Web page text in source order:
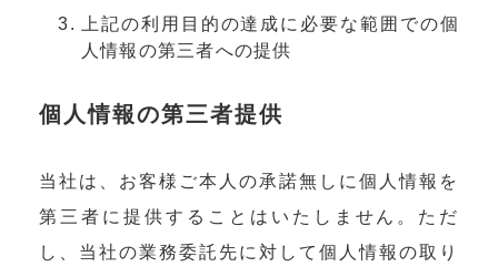
上記の利用目的の達成に必要な範囲での個
人情報の第三者への提供
個人情報の第三者提供
当社は、お客様ご本人の承諾無しに個人情報を
第三者に提供することはいたしません。ただ
し、当社の業務委託先に対して個人情報の取り